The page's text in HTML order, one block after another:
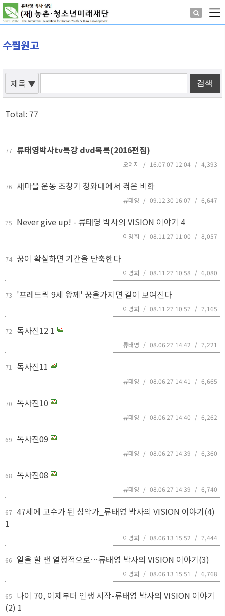
수필원고
제목 ▼
Total: 77
77 류태영박사tv특강 dvd목록(2016편집)
오예지 / 16.07.07 12:04 / 4,393
76 새마을 운동 초창기 청와대에서 겪은 비화
류태영 / 09.12.30 16:07 / 6,647
75 Never give up! - 류태영 박사의 VISION 이야기 4
이명희 / 08.11.27 11:00 / 8,057
74 꿈이 확실하면 기간을 단축한다
이명희 / 08.11.27 10:58 / 6,080
73 '프레드릭 9세 왕께' 꿈을가지면 길이 보여진다
이명희 / 08.11.27 10:57 / 7,165
72 독사진12 1
류태영 / 08.06.27 14:42 / 7,221
71 독사진11
류태영 / 08.06.27 14:41 / 6,665
70 독사진10
류태영 / 08.06.27 14:40 / 6,262
69 독사진09
류태영 / 08.06.27 14:39 / 6,360
68 독사진08
류태영 / 08.06.27 14:39 / 6,740
67 47세에 교수가 된 성악가_류태영 박사의 VISION 이야기(4)
1
이명희 / 08.06.13 15:52 / 7,444
66 일을 할 땐 열정적으로…류태영 박사의 VISION 이야기(3)
이명희 / 08.06.13 15:51 / 6,768
65
나이 70, 이제부터 인생 시작-류태영 박사의 VISION 이야기
(2) 1